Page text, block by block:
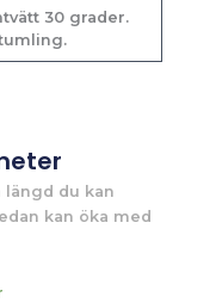
30 grader.
längd du kan
kan öka med